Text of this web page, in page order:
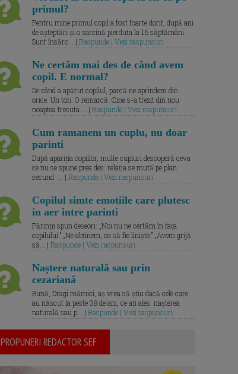
primul?
Pentru mine primul copil a fost foarte dorit, după ani
de așteptări și o sarcină pierduta la 16 săptămâni.
Sunt însărc... | Raspunde | Vezi raspunsuri
Ne certăm mai des de când avem
copil. E normal?
De când a apărut copilul, parcă ne aprindem din
orice. Un ton. O remarcă. Cine s-a trezit din nou
noaptea trecuta.... | Raspunde | Vezi raspunsuri
Cum ramanem un cuplu, nu doar
parinti
După apariția copiilor, multe cupluri descoperă ceva
ce nu se spune prea des: relația se mută pe plan
secund. ... | Raspunde | Vezi raspunsuri
Copilul simte emotiile care plutesc
in aer intre parinti
Părinții spun deseori: „Noi nu ne certăm în fața
copilului.” „Ne abținem, ca să fie liniște.” „Avem grijă
să... | Raspunde | Vezi raspunsuri
Naștere naturală sau prin
cezariană
Bună, Dragi mămici, aș vrea să știu dacă cele care
au născut la peste 38 de ani, ce ați ales: nașterea
naturală sau p... | Raspunde | Vezi raspunsuri
PROPUNERI REDACTOR SEF